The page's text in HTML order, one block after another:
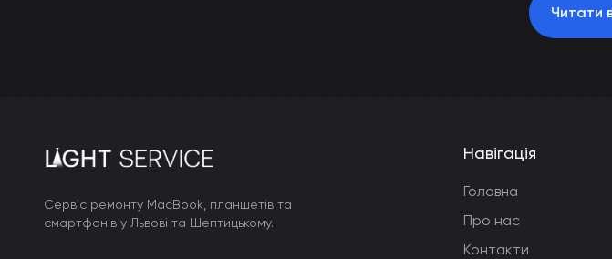
Читати
Сервіс ремонту MacBook, планшетів та
смартфонів у Львові та Шептицькому.
Навігація
Головна
Про нас
Контакти